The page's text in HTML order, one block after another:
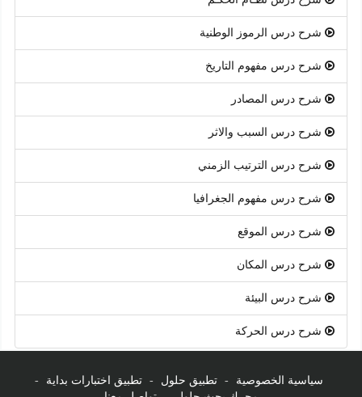
شرح درس الرموز الوطنية
شرح درس مفهوم التاريخ
شرح درس المصادر
شرح درس السبب والاثر
شرح درس الترتيب الزمني
شرح درس مفهوم الجغرافيا
شرح درس الموقع
شرح درس المكان
شرح درس البيئة
شرح درس الحركة
سياسية الخصوصية - تطبيق حلول - تطبيق اختبارات بداية
-